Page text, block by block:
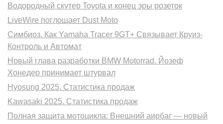
Водородный скутер Toyota и конец эры розеток
LiveWire поглощает Dust Moto
Симбиоз. Как Yamaha Tracer 9GT+ Связывает Круиз-
Контроль и Автомат
Новый глава разработки BMW Motorrad. Йозеф
Хонедер принимает штурвал
Hyosung 2025. Статистика продаж
Kawasaki 2025. Статистика продаж
Полная защита мотоцикла: Внешний аирбаг — новый